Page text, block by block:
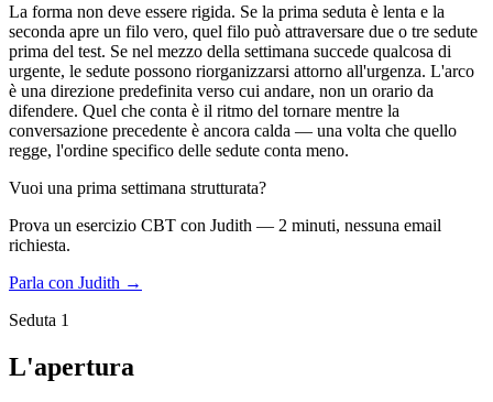
La forma non deve essere rigida. Se la prima seduta è lenta e la
seconda apre un filo vero, quel filo può attraversare due o tre sedute
prima del test. Se nel mezzo della settimana succede qualcosa di
urgente, le sedute possono riorganizzarsi attorno all'urgenza. L'arco
è una direzione predefinita verso cui andare, non un orario da
difendere. Quel che conta è il ritmo del tornare mentre la
conversazione precedente è ancora calda — una volta che quello
regge, l'ordine specifico delle sedute conta meno.
Vuoi una prima settimana strutturata?
Prova un esercizio CBT con Judith — 2 minuti, nessuna email
richiesta.
Parla con Judith →
Seduta 1
L'apertura